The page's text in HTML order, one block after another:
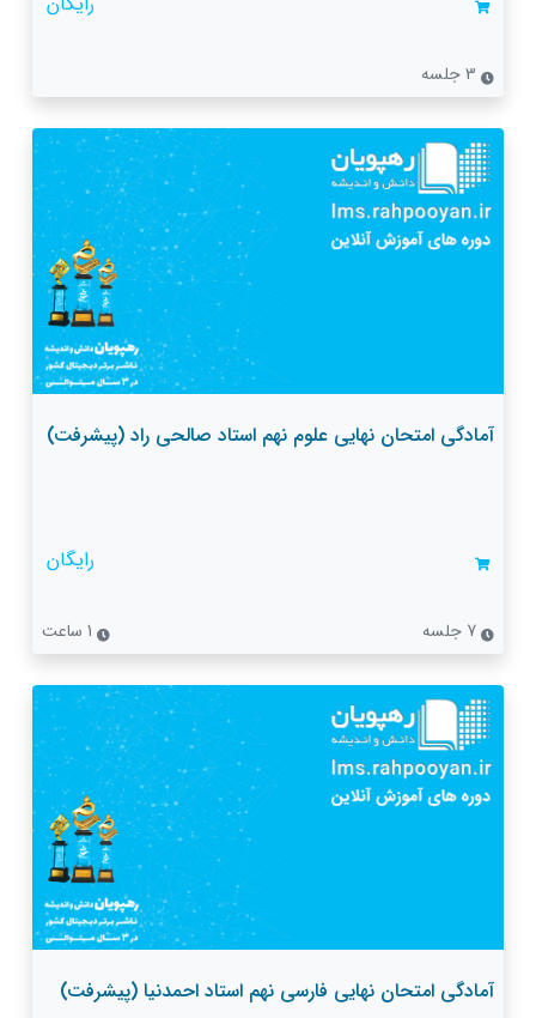
آمادگی امتحان نهایی علوم نهم استاد صالحی راد (پیشرفت)
رایگان
آمادگی امتحان نهایی فارسی نهم استاد احمدنیا (پیشرفت)